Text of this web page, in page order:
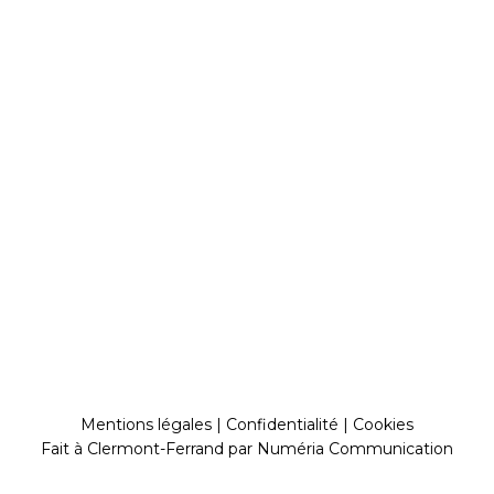
Mentions légales| Confidentialité | Cookies
Fait à Clermont-Ferrand par Numéria Communication